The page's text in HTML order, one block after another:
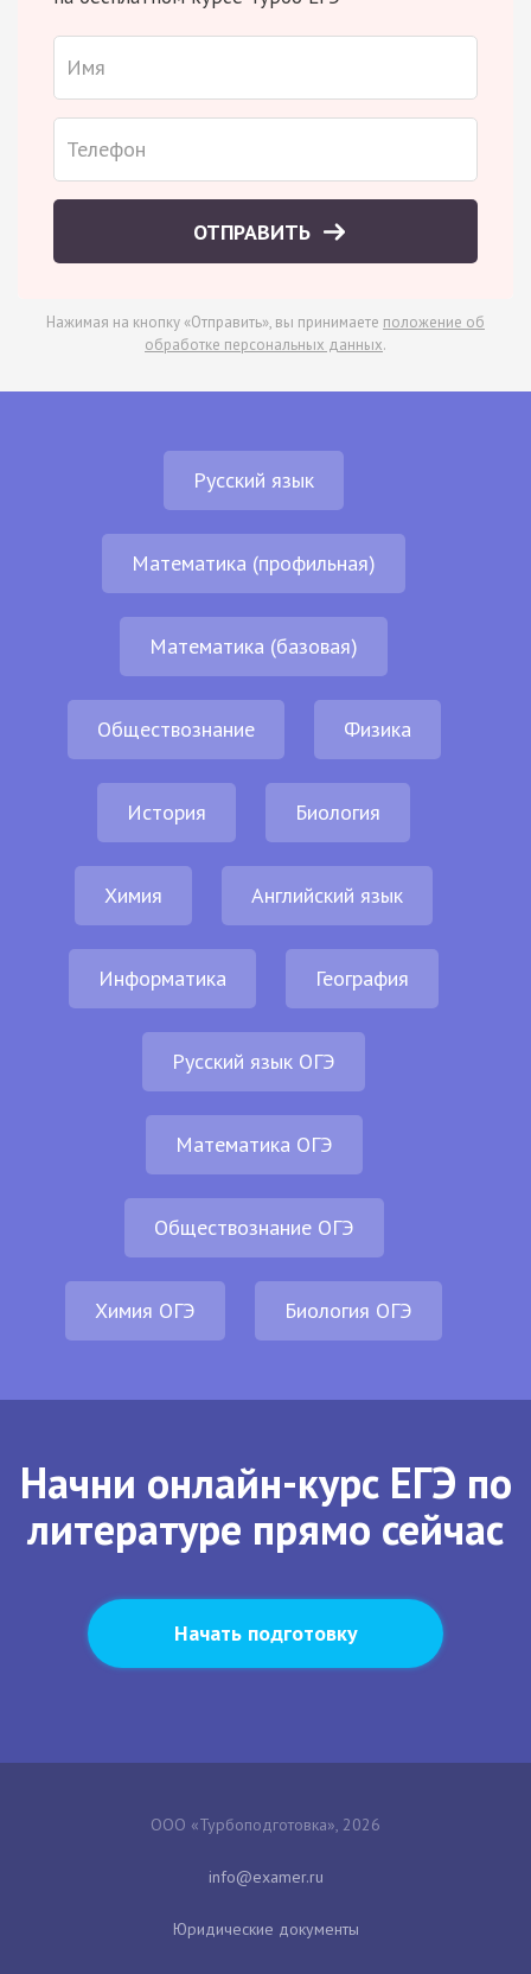
ОТПРАВИТЬ
Нажимая на кнопку «Отправить», вы принимаете положение об
обработке персональных данных.
Русский язык
Математика (профильная)
Математика (базовая)
Обществознание Физика
История Биология
Химия Английский язык
Информатика География
Русский язык ОГЭ
Математика ОГЭ
Обществознание ОГЭ
Химия ОГЭ Биология ОГЭ
Начни онлайн-курс ЕГЭ по
литературе прямо сейчас
Начать подготовку
ООО «Турбоподготовка», 2026
Юридические документы